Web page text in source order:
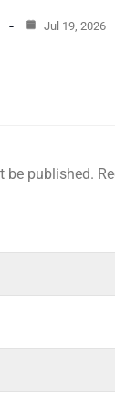
Jul 19, 2026
be published.